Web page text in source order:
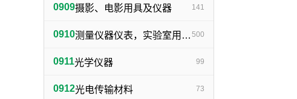
0909摄影、电影用具及仪器 141
0910 测量仪器仪表，实验室用器具，电测量仪器，科学仪器 500
0911光学仪器 99
0912光电传输材料 73